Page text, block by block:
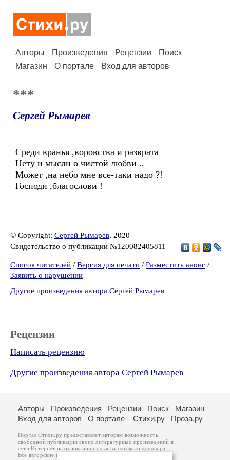
Авторы Произведения Рецензии
Поиск
Магазин
О портале Вход для авторов
***
Сергей Рымарев
Среди вранья ,воровства и разврата
Нету и мысли о чистой любви ..
Может ,на небо мне все-таки надо ?!
Господи ,благослови !
© Copyright: Сергей Рымарев, 2020
Свидетельство о публикации №120082405811
Список читателей / Версия для печати / Разместить анонс /
Заявить о нарушении
Другие произведения автора Сергей Рымарев
Рецензии
Написать рецензию
Другие произведения автора Сергей Рымарев
Авторы Произведения Рецензии Поиск
Магазин
Вход для авторов
О портале Стихи.ру Проза.ру
Портал Стихи.ру предоставляет авторам возможность
свободной публикации своих литературных произведений в
сети Интернет на основаниипользовательского договора
Все авторские права на произведения принадлежат авторам